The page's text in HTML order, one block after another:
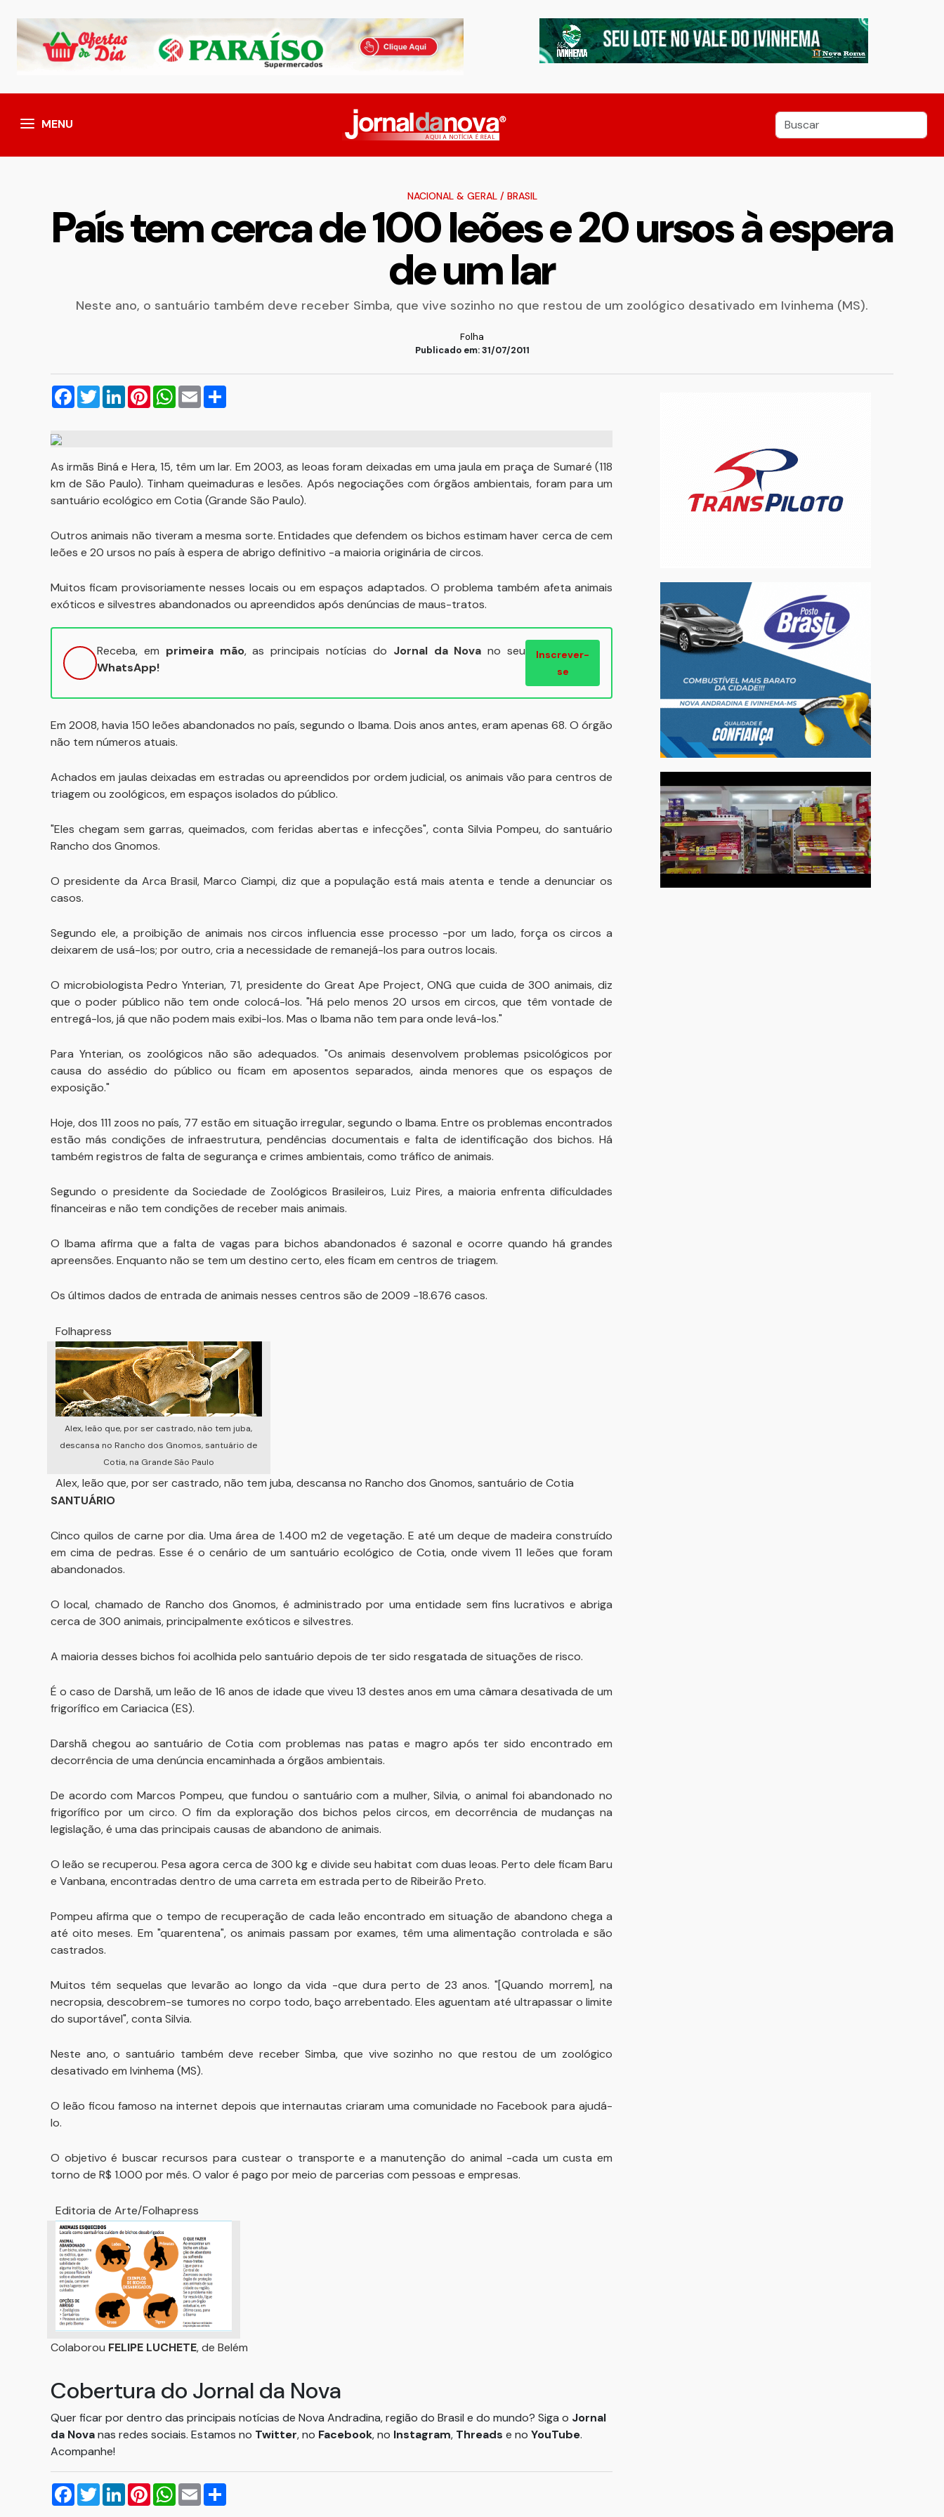
MENU
NACIONAL & GERAL/ BRASIL
País tem cerca de 100 leões e 20 ursos à espera
de um lar
Neste ano, o santuário também deve receber Simba, que vive sozinho no que restou de um zoológico desativado em Ivinhema (MS).
Folha
Publicado em: 31/07/2011
Facebook
TwitterLinkedInPinterestWhatsApp
Email
As irmãs Biná e Hera, 15, têm um lar. Em 2003, as leoas foram deixadas em uma jaula em praça de Sumaré (118
km de São Paulo). Tinham queimaduras e lesões. Após negociações com órgãos ambientais, foram para um
santuário ecológico em Cotia (Grande São Paulo).
Outros animais não tiveram a mesma sorte. Entidades que defendem os bichos estimam haver cerca de cem
leões e 20 ursos no país à espera de abrigo definitivo -a maioria originária de circos.
Muitos ficam provisoriamente nesses locais ou em espaços adaptados. O problema também afeta animais
exóticos e silvestres abandonados ou apreendidos após denúncias de maus-tratos.
Receba, em primeira mão, as principais notícias do Jornal da Nova no seu
WhatsApp!
Inscrever-
se
Em 2008, havia 150 leões abandonados no país, segundo o Ibama. Dois anos antes, eram apenas 68. O órgão
não tem números atuais.
Achados em jaulas deixadas em estradas ou apreendidos por ordem judicial, os animais vão para centros de
triagem ou zoológicos, em espaços isolados do público.
"Eles chegam sem garras, queimados, com feridas abertas e infecções", conta Silvia Pompeu, do santuário
Rancho dos Gnomos.
O presidente da Arca Brasil, Marco Ciampi, diz que a população está mais atenta e tende a denunciar os
casos.
Segundo ele, a proibição de animais nos circos influencia esse processo -por um lado, força os circos a
deixarem de usá-los; por outro, cria a necessidade de remanejá-los para outros locais.
O microbiologista Pedro Ynterian, 71, presidente do Great Ape Project, ONG que cuida de 300 animais, diz
que o poder público não tem onde colocá-los. "Há pelo menos 20 ursos em circos, que têm vontade de
entregá-los, já que não podem mais exibi-los. Mas o Ibama não tem para onde levá-los."
Para Ynterian, os zoológicos não são adequados. "Os animais desenvolvem problemas psicológicos por
causa do assédio do público ou ficam em aposentos separados, ainda menores que os espaços de
exposição."
Hoje, dos 111 zoos no país, 77 estão em situação irregular, segundo o Ibama. Entre os problemas encontrados
estão más condições de infraestrutura, pendências documentais e falta de identificação dos bichos. Há
também registros de falta de segurança e crimes ambientais, como tráfico de animais.
Segundo o presidente da Sociedade de Zoológicos Brasileiros, Luiz Pires, a maioria enfrenta dificuldades
financeiras e não tem condições de receber mais animais.
O Ibama afirma que a falta de vagas para bichos abandonados é sazonal e ocorre quando há grandes
apreensões. Enquanto não se tem um destino certo, eles ficam em centros de triagem.
Os últimos dados de entrada de animais nesses centros são de 2009 -18.676 casos.
Folhapress
Alex, leão que, por ser castrado, não tem juba,
descansa no Rancho dos Gnomos, santuário de
Cotia, na Grande São Paulo
Alex, leão que, por ser castrado, não tem juba, descansa no Rancho dos Gnomos, santuário de Cotia
SANTUÁRIO
Cinco quilos de carne por dia. Uma área de 1.400 m2 de vegetação. E até um deque de madeira construído
em cima de pedras. Esse é o cenário de um santuário ecológico de Cotia, onde vivem 11 leões que foram
abandonados.
O local, chamado de Rancho dos Gnomos, é administrado por uma entidade sem fins lucrativos e abriga
cerca de 300 animais, principalmente exóticos e silvestres.
A maioria desses bichos foi acolhida pelo santuário depois de ter sido resgatada de situações de risco.
É o caso de Darshã, um leão de 16 anos de idade que viveu 13 destes anos em uma câmara desativada de um
frigorífico em Cariacica (ES).
Darshã chegou ao santuário de Cotia com problemas nas patas e magro após ter sido encontrado em
decorrência de uma denúncia encaminhada a órgãos ambientais.
De acordo com Marcos Pompeu, que fundou o santuário com a mulher, Silvia, o animal foi abandonado no
frigorífico por um circo. O fim da exploração dos bichos pelos circos, em decorrência de mudanças na
legislação, é uma das principais causas de abandono de animais.
O leão se recuperou. Pesa agora cerca de 300 kg e divide seu habitat com duas leoas. Perto dele ficam Baru
e Vanbana, encontradas dentro de uma carreta em estrada perto de Ribeirão Preto.
Pompeu afirma que o tempo de recuperação de cada leão encontrado em situação de abandono chega a
até oito meses. Em "quarentena", os animais passam por exames, têm uma alimentação controlada e são
castrados.
Muitos têm sequelas que levarão ao longo da vida -que dura perto de 23 anos. "[Quando morrem], na
necropsia, descobrem-se tumores no corpo todo, baço arrebentado. Eles aguentam até ultrapassar o limite
do suportável", conta Silvia.
Neste ano, o santuário também deve receber Simba, que vive sozinho no que restou de um zoológico
desativado em Ivinhema (MS).
O leão ficou famoso na internet depois que internautas criaram uma comunidade no Facebook para ajudá-
lo.
O objetivo é buscar recursos para custear o transporte e a manutenção do animal -cada um custa em
torno de R$ 1.000 por mês. O valor é pago por meio de parcerias com pessoas e empresas.
Editoria de Arte/Folhapress
Colaborou FELIPE LUCHETE, de Belém
Cobertura do Jornal da Nova
Quer ficar por dentro das principais notícias de Nova Andradina, região do Brasil e do mundo? Siga o Jornal
da Novanas redes sociais. Estamos no Twitter, no Facebook, no Instagram, Threads e no YouTube.
Acompanhe!
Facebook
TwitterLinkedInPinterestWhatsApp
Email